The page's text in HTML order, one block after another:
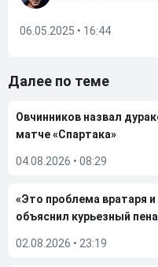
06.05.2025 • 16:44
Далее по теме
Овчинников назвал
матче «Спартака»
04.08.2026 • 08:29
«Это проблема вратаря
объяснил курьезный
02.08.2026 • 23:19